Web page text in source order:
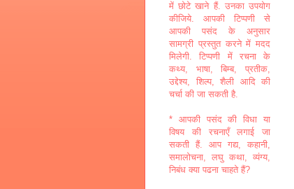
में छोटे खाने हैं. उनका उपयोग
कीजिये. आपकी टिप्पणी से
आपकी पसंद के अनुसार
सामग्री प्रस्तुत करने में मदद
मिलेगी. टिप्पणी में रचना के
कथ्य, भाषा, बिम्ब, प्रतीक,
उद्देश्य, शिल्प, शैली आदि की
चर्चा की जा सकती है.
* आपकी पसंद की विधा या
विषय की रचनाएँ लगाई जा
सकती हैं. आप गद्य, कहानी,
समालोचना, लघु कथा, व्यंग्य,
निबंध क्या पढना चाहते हैं?